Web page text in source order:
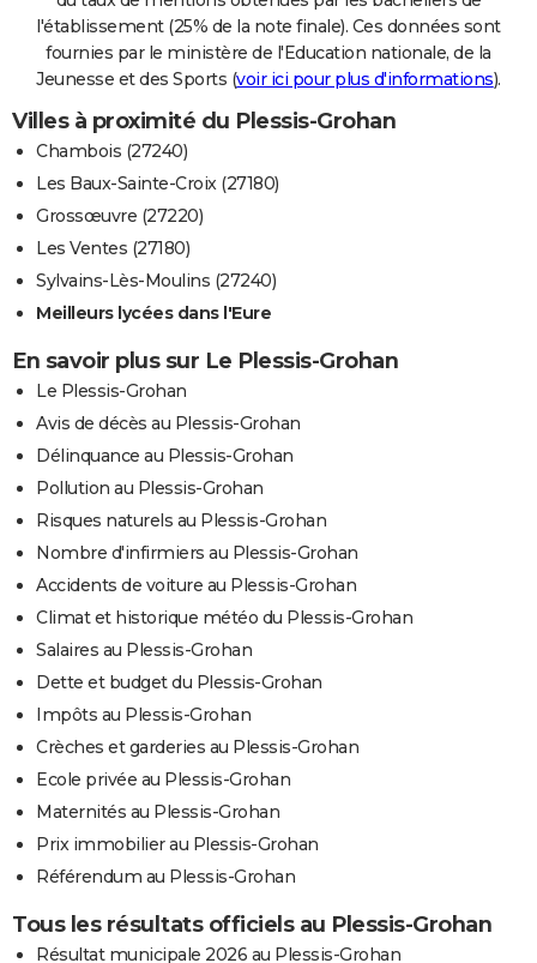
l'établissement (25% de la note finale). Ces données sont
fournies par le ministère de l'Education nationale, de la
Jeunesse et des Sports (voir ici pour plus d'informations).
Villes à proximité du Plessis-Grohan
Chambois (27240)
Les Baux-Sainte-Croix (27180)
Grossœuvre (27220)
Les Ventes (27180)
Sylvains-Lès-Moulins (27240)
Meilleurs lycées dans l'Eure
En savoir plus sur Le Plessis-Grohan
Le Plessis-Grohan
Avis de décès au Plessis-Grohan
Délinquance au Plessis-Grohan
Pollution au Plessis-Grohan
Risques naturels au Plessis-Grohan
Nombre d'infirmiers au Plessis-Grohan
Accidents de voiture au Plessis-Grohan
Climat et historique météo du Plessis-Grohan
Salaires au Plessis-Grohan
Dette et budget du Plessis-Grohan
Impôts au Plessis-Grohan
Crèches et garderies au Plessis-Grohan
Ecole privée au Plessis-Grohan
Maternités au Plessis-Grohan
Prix immobilier au Plessis-Grohan
Référendum au Plessis-Grohan
Tous les résultats officiels au Plessis-Grohan
Résultat municipale 2026 au Plessis-Grohan